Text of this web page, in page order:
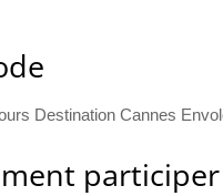
Destination Cannes
participer